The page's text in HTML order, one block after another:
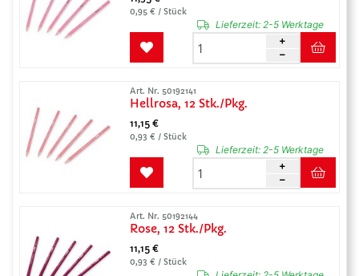
0,95 € / Stück
Lieferzeit:2-5 Werktage
Art. Nr. 50192141
Hellrosa, 12 Stk./Pkg.
11,15 €
0,93 € / Stück
Lieferzeit:2-5 Werktage
Art. Nr. 50192144
Rose, 12 Stk./Pkg.
11,15 €
0,93 € / Stück